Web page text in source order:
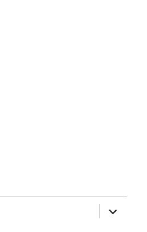
laienda